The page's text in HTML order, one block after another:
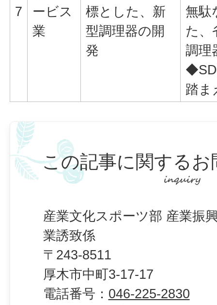
7
ービス
業
標とした、新
型調理器の開
発
無駄
た、
調理
踏ま
この記事に関するお
産業文化スポーツ部 産業振
業誘致係
〒243-8511
厚木市中町3-17-17
電話番号： 046-225-2830